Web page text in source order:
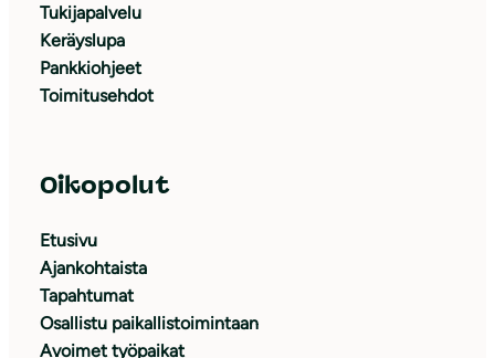
Tukijapalvelu
Keräyslupa
Pankkiohjeet
Toimitusehdot
Oikopolut
Etusivu
Ajankohtaista
Tapahtumat
Osallistu paikallistoimintaan
Avoimet työpaikat